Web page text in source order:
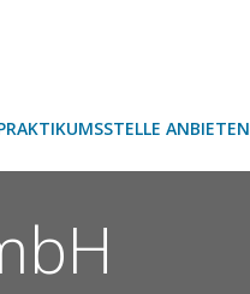
ANBIETEN